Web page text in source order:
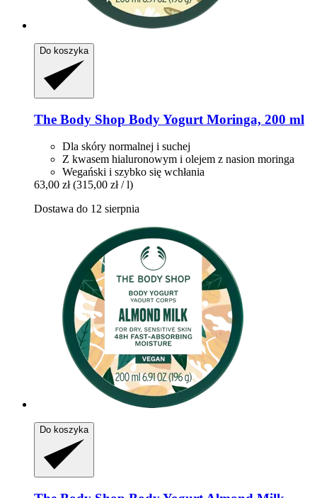
Do koszyka
The Body Shop Body Yogurt Moringa, 200 ml
Dla skóry normalnej i suchej
Z kwasem hialuronowym i olejem z nasion moringa
Wegański i szybko się wchłania
63,00 zł (315,00 zł / l)
Dostawa do 12 sierpnia
Do koszyka